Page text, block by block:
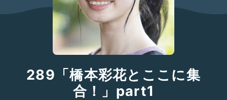
289「橋本彩花とここに集
合！」part1